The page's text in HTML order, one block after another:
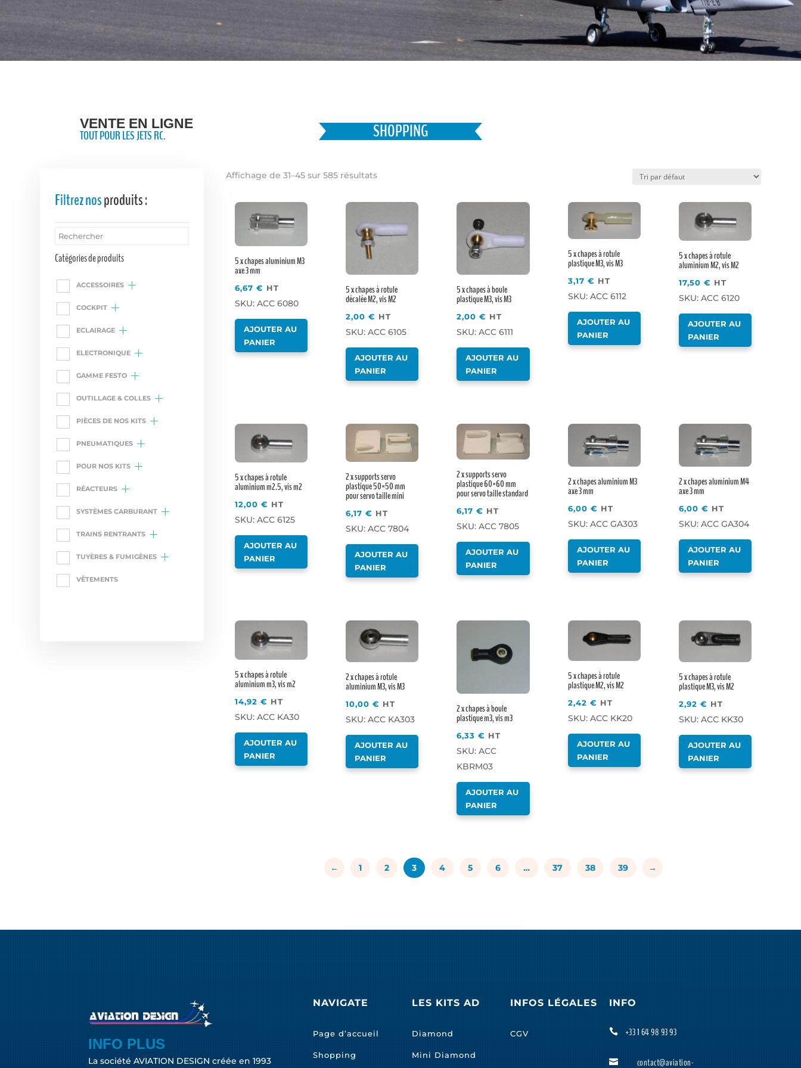
Favoris
VENTE EN LIGNE
TOUT POUR LES JETS RC. SHOPPING
Filtrez nosproduits :
Catégories de produits
ACCESSOIRES
COCKPIT
ECLAIRAGE
ELECTRONIQUE
GAMME FESTO
OUTILLAGE & COLLES
PIÈCES DE NOS KITS
PNEUMATIQUES
POUR NOS KITS
RÉACTEURS
SYSTÈMES CARBURANT
TRAINS RENTRANTS
TUYÈRES & FUMIGÈNES
VÊTEMENTS
Affichage de 31–45 sur 585 résultats
5 x chapes aluminium M3
axe 3 mm
6,67 € HT
SKU: ACC 6080
AJOUTER AU
PANIER
5 x chapes à rotule
décalée M2, vis M2
2,00 € HT
SKU: ACC 6105
AJOUTER AU
PANIER
5 x chapes à boule
plastique M3, vis M3
2,00€ HT
SKU: ACC 6111
AJOUTER AU
PANIER
5 x chapes à rotule
plastique M3, vis M3
3,17 € HT
SKU: ACC 6112
AJOUTER AU
PANIER
5 x chapes à rotule
aluminium M2, vis M2
17,50€ HT
SKU: ACC 6120
AJOUTER AU
PANIER
5 x chapes à rotule
aluminium m2.5, vis m2
12,00 € HT
SKU: ACC 6125
AJOUTER AU
PANIER
2 x supports servo
plastique 50×50 mm
pour servo taille mini
6,17 € HT
SKU: ACC 7804
AJOUTER AU
PANIER
2 x supports servo
plastique 60×60 mm
pour servo taille standard
6,17€ HT
SKU: ACC 7805
AJOUTER AU
PANIER
2 x chapes aluminium M3
axe 3 mm
6,00 € HT
SKU: ACC GA303
AJOUTER AU
PANIER
2 x chapes aluminium M4
axe 3 mm
6,00€ HT
SKU: ACC GA304
AJOUTER AU
PANIER
5 x chapes à rotule
aluminium m3, vis m2
14,92 € HT
SKU: ACC KA30
AJOUTER AU
PANIER
2 x chapes à rotule
aluminium M3, vis M3
10,00 € HT
SKU: ACC KA303
AJOUTER AU
PANIER
2 x chapes à boule
plastique m3, vis m3
6,33€ HT
SKU: ACC
KBRM03
AJOUTER AU
PANIER
5 x chapes à rotule
plastique M2, vis M2
2,42 € HT
SKU: ACC KK20
AJOUTER AU
PANIER
5 x chapes à rotule
plastique M3, vis M2
2,92€ HT
SKU: ACC KK30
AJOUTER AU
PANIER
← 1 2 3 4 5 6 … 37 38 39 →
INFO PLUS
La société AVIATION DESIGN créée en 1993
NAVIGATE
Page d’accueil
Shopping
LES KITS AD
Diamond
Mini Diamond
INFOS LÉGALES
CGV
INFO
 +33 1 64 98 93 93
 contact@aviation-